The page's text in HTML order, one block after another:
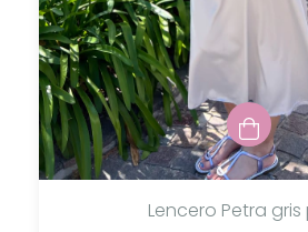
Lencero Petra gris